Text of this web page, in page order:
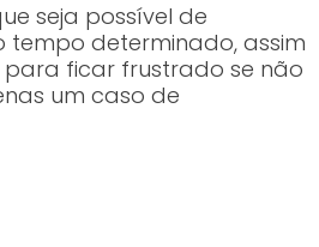
seja possível de
determinado, assim
ficar frustrado se não
um caso de